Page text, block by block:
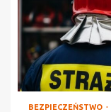
BEZPIECZEŃSTWO